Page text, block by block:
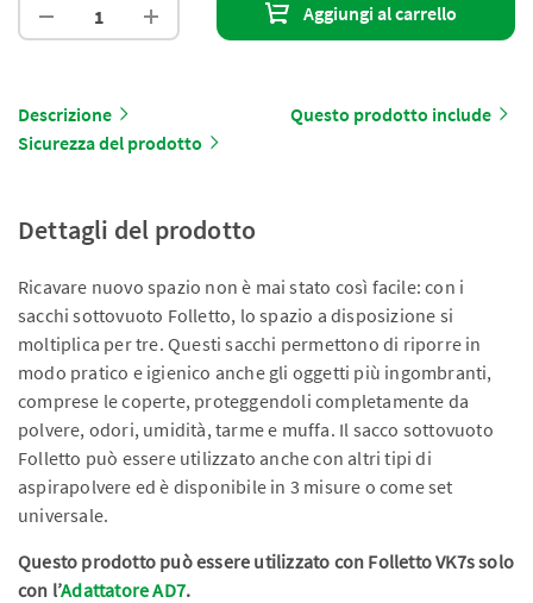
Aggiungi al carrello
Descrizione
Questo prodotto include
Sicurezza del prodotto
Dettagli del prodotto
Ricavare nuovo spazio non è mai stato così facile: con i
sacchi sottovuoto Folletto, lo spazio a disposizione si
moltiplica per tre. Questi sacchi permettono di riporre in
modo pratico e igienico anche gli oggetti più ingombranti,
comprese le coperte, proteggendoli completamente da
polvere, odori, umidità, tarme e muffa. Il sacco sottovuoto
Folletto può essere utilizzato anche con altri tipi di
aspirapolvere ed è disponibile in 3 misure o come set
universale.
Questo prodotto può essere utilizzato con Folletto VK7s solo
con l’Adattatore AD7.